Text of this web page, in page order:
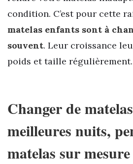
condition. C’est pour cette
matelas enfants sont à
souvent. Leur croissance
poids et taille régulièrement.
Changer de
meilleures nuits,
matelas sur